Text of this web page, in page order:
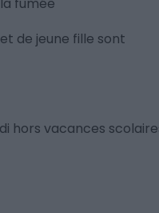
de jeune fille sont
hors vacances